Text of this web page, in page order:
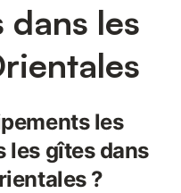
dans les
les
les gîtes dans
?